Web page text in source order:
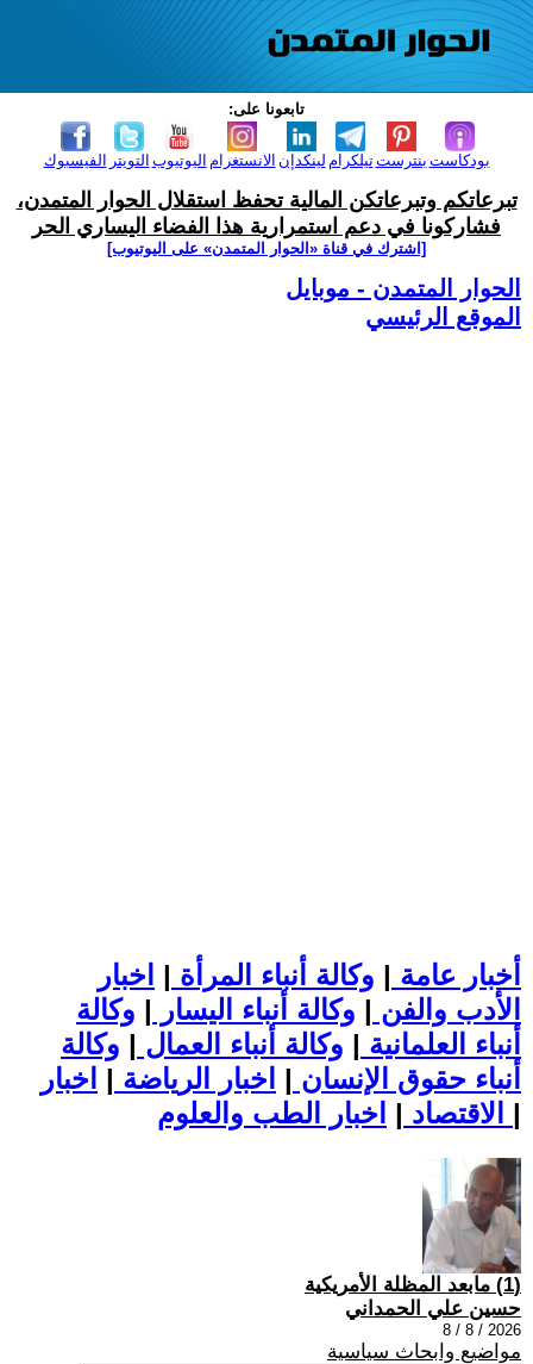
تابعونا على:
الفيسبوك التويتر اليوتيوب الانستغرام لينكدإن تيلكرامبنترست بودكاست
تبرعاتكم وتبرعاتكن المالية تحفظ استقلال الحوار المتمدن،
فشاركونا في دعم استمرارية هذا الفضاء اليساري الحر
[اشترك في قناة ‫«الحوار المتمدن» على اليوتيوب]
الحوار المتمدن - موبايل
الموقع الرئيسي
أخبار عامة | وكالة أنباء المرأة | اخبار
الأدب والفن | وكالة أنباء اليسار | وكالة
أنباء العلمانية | وكالة أنباء العمال | وكالة
أنباء حقوق الإنسان | اخبار الرياضة | اخبار
الاقتصاد | |
(1) مابعد المظلة الأمريكية
حسين علي الحمداني
2026 / 8 / 8
مواضيع وابحاث سياسية